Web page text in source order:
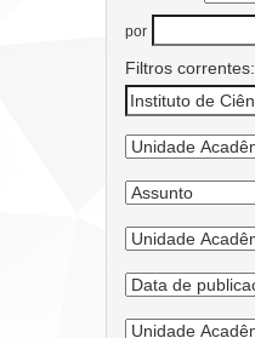
por
Filtros correntes: